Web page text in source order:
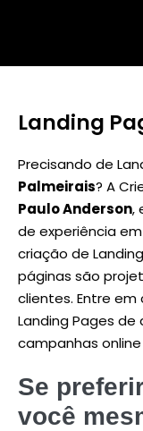
Landing
Precisando de
Palmeirais? A
Paulo Anderson,
de experiência
criação de
páginas são
clientes. Entre
Landing Pages
campanhas
Se
você